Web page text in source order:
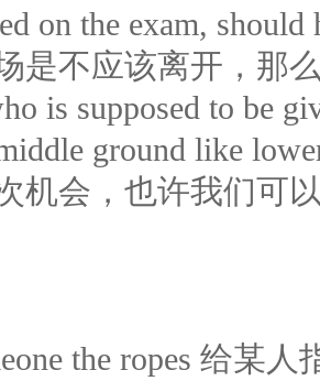
on the exam,
是不应该离开，那
is supposed to be
ground like
机会，也许我们可
the ropes 给某